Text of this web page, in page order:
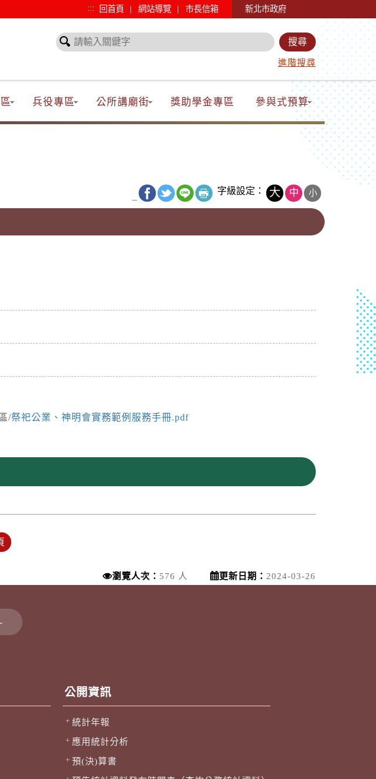
::: 回首頁 | 網站導覽 | 市長信箱 新北市政府
進階搜尋
兵役專區 公所講廟街 獎助學金專區 參與式預算
字級設定： 大 中 小
/祭祀公業、神明會實務範例服務手冊.pdf
瀏覽人次： 576 人 更新日期： 2024-03-26
公開資訊
統計年報
應用統計分析
預(決)算書